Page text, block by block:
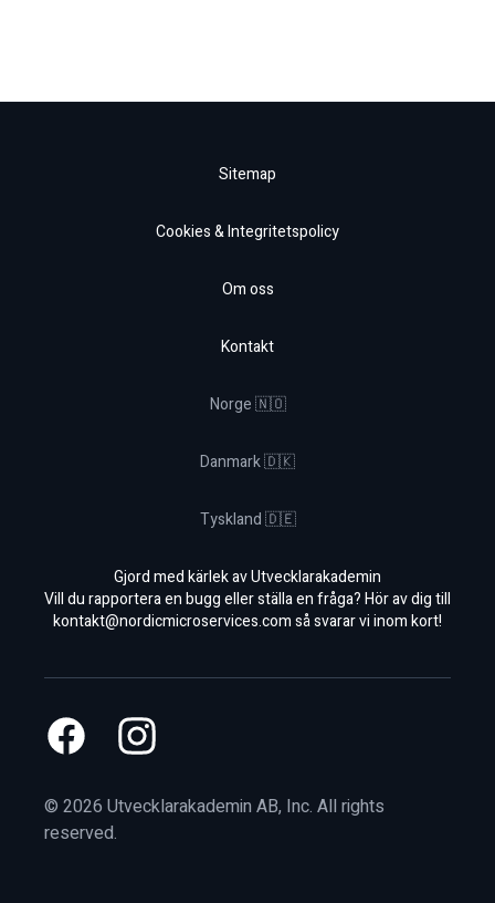
Sitemap
Cookies & Integritetspolicy
Om oss
Kontakt
Norge 🇳🇴
Danmark 🇩🇰
Tyskland 🇩🇪
Gjord med kärlek av Utvecklarakademin
Vill du rapportera en bugg eller ställa en fråga? Hör av dig till
kontakt@nordicmicroservices.comså svarar vi inom kort!
FacebookInstagram
© 2026 Utvecklarakademin AB, Inc. All rights
reserved.